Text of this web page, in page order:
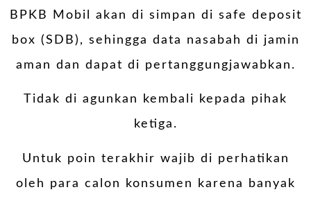
BPKB Mobil akan di simpan di safe deposit
box (SDB), sehingga data nasabah di jamin
aman dan dapat di pertanggungjawabkan.
Tidak di agunkan kembali kepada pihak
ketiga.
Untuk poin terakhir wajib di perhatikan
oleh para calon konsumen karena banyak